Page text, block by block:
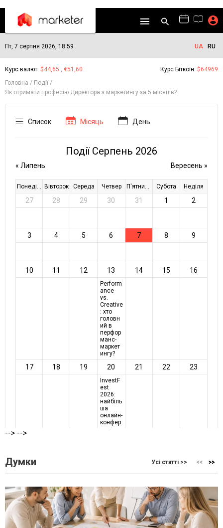
Пт, 7 серпня 2026, 18:59 UA RU
Курс валют: $44,65 , €51,60 Курс Біткоїн: $64969
Головна
Події
Як отримати професію Директора з маркетингу за 5 місяців?
--> -->
Думки Усі статті >>